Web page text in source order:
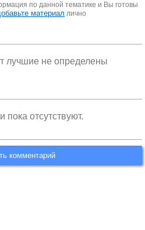
по данной тематике и Вы готовы
материал лично
лучшие не определены
пока отсутствуют.
комментарий